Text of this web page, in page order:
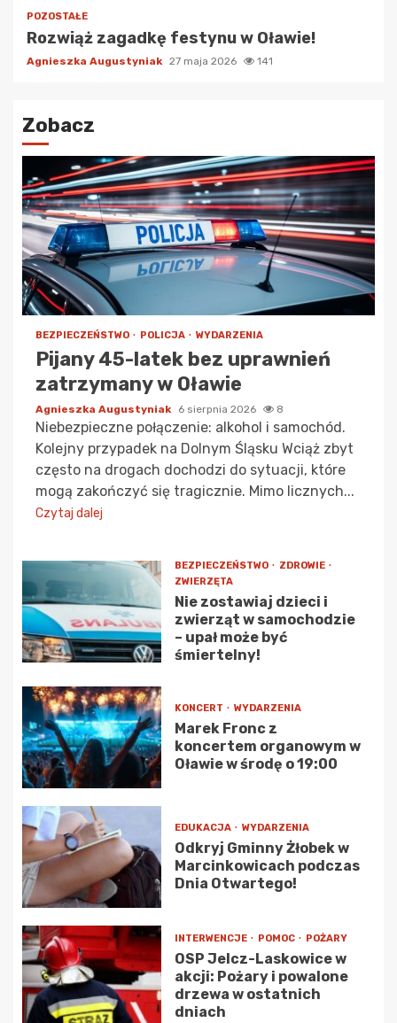
POZOSTAŁE
Rozwiąż zagadkę festynu w Oławie!
Agnieszka Augustyniak 27 maja 2026 141
Zobacz
BEZPIECZEŃSTWO POLICJA WYDARZENIA
Pijany 45-latek bez uprawnień
zatrzymany w Oławie
Agnieszka Augustyniak 6 sierpnia 2026 8
Niebezpieczne połączenie: alkohol i samochód.
Kolejny przypadek na Dolnym Śląsku Wciąż zbyt
często na drogach dochodzi do sytuacji, które
mogą zakończyć się tragicznie. Mimo licznych...
Czytaj dalej
BEZPIECZEŃSTWO
ZDROWIE
ZWIERZĘTA
Nie zostawiaj dzieci i
zwierząt w samochodzie
– upał może być
śmiertelny!
KONCERT WYDARZENIA
Marek Fronc z
koncertem organowym w
Oławie w środę o 19:00
EDUKACJA WYDARZENIA
Odkryj Gminny Żłobek w
Marcinkowicach podczas
Dnia Otwartego!
INTERWENCJE POMOC POŻARY
OSP Jelcz-Laskowice w
akcji: Pożary i powalone
drzewa w ostatnich
dniach